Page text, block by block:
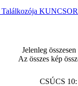
Jelenleg
Az összes kép
CSÚCS